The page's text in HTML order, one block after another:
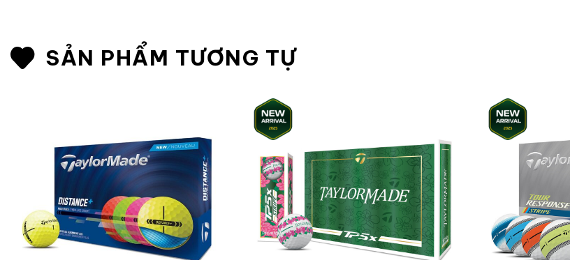
SẢN PHẨM TƯƠNG TỰ